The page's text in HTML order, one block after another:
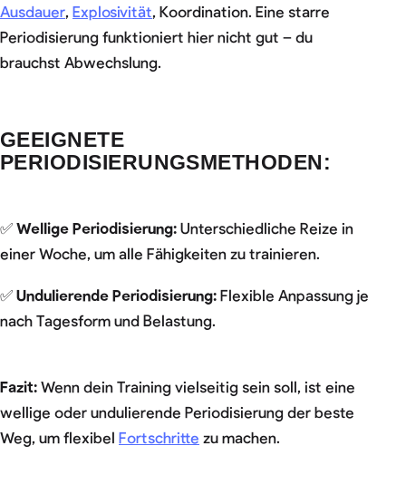
Ausdauer, Explosivität, Koordination. Eine starre
Periodisierung funktioniert hier nicht gut – du
brauchst Abwechslung.
GEEIGNETE
PERIODISIERUNGSMETHODEN:
✅ Wellige Periodisierung: Unterschiedliche Reize in
einer Woche, um alle Fähigkeiten zu trainieren.
✅ Undulierende Periodisierung: Flexible Anpassung je
nach Tagesform und Belastung.
Fazit: Wenn dein Training vielseitig sein soll, ist eine
wellige oder undulierende Periodisierung der beste
Weg, um flexibel Fortschritte zu machen.